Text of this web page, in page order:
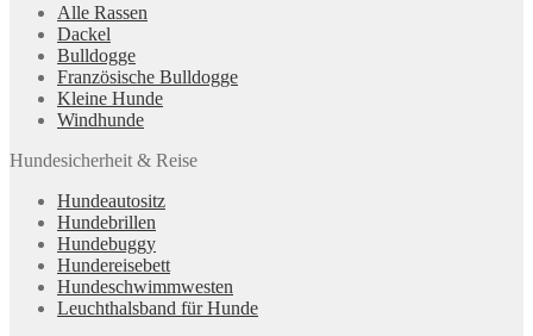
Alle Rassen
Dackel
Bulldogge
Französische Bulldogge
Kleine Hunde
Windhunde
Hundesicherheit & Reise
Hundeautositz
Hundebrillen
Hundebuggy
Hundereisebett
Hundeschwimmwesten
Leuchthalsband für Hunde